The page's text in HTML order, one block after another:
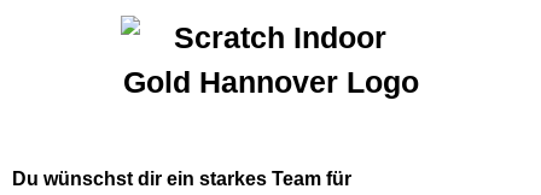
Du wünschst dir ein starkes Team für